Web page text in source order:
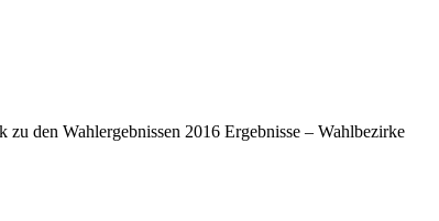
den Wahlergebnissen 2016 Ergebnisse – Wahlbezirke